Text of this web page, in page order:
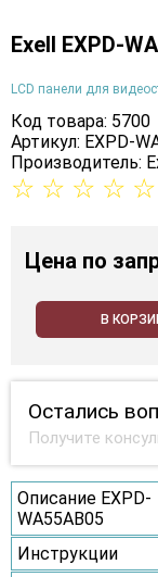
Exell EXPD-
LCD панели для
Код товара: 5700
Артикул: EXPD-
Производитель:
☆ ☆ ☆ ☆ ☆
Цена по
В
Остались
Получите
Описание EXPD-
WA55AB05
Инструкции